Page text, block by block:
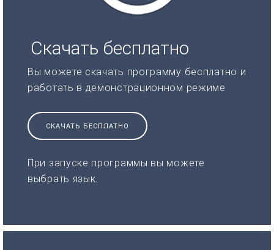
Скачать бесплатно
Вы можете скачать программу бесплатно и
работать в демонстрационном режиме
СКАЧАТЬ БЕСПЛАТНО
При запуске программы вы можете
выбрать язык.